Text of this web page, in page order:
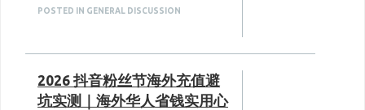
第一個就是行動裝置內購的高額
抽成。使用iPhone直接在克拉克
玩家儲值《第五人格》更加順手
《第五人格》8月重點活動一覽
（7月30日–8月30日）
商城直售：調查員珍奇時裝「紅
POSTED IN GENERAL DISCUSSION
2026 抖音粉丝节海外充值避
坑实测｜海外华人省钱实用心